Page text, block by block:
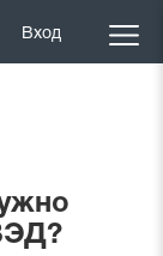
Вход